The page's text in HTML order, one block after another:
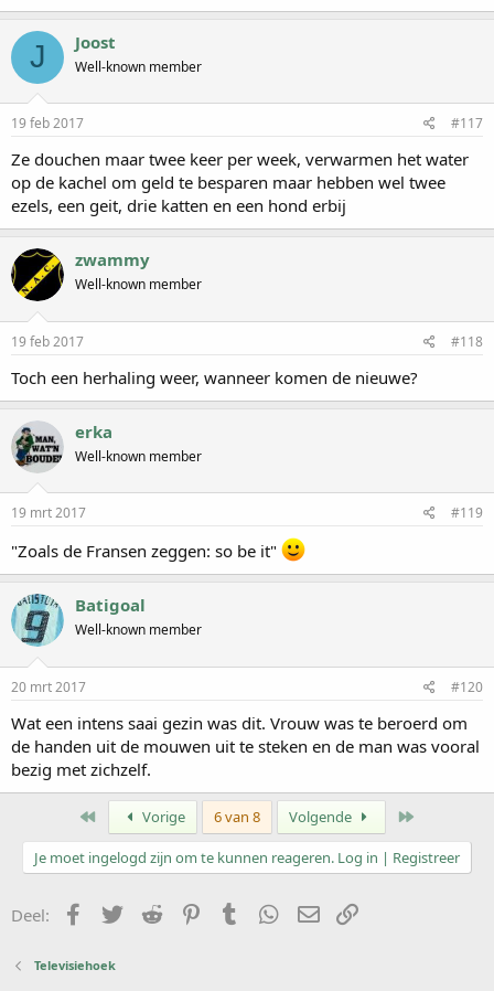
J Joost
Well-known member
19 feb 2017 #117
Ze douchen maar twee keer per week, verwarmen het water
op de kachel om geld te besparen maar hebben wel twee
ezels, een geit, drie katten en een hond erbij
zwammy
Well-known member
19 feb 2017 #118
Toch een herhaling weer, wanneer komen de nieuwe?
erka
Well-known member
19 mrt 2017 #119
"Zoals de Fransen zeggen: so be it"
Batigoal
Well-known member
20 mrt 2017 #120
Wat een intens saai gezin was dit. Vrouw was te beroerd om
de handen uit de mouwen uit te steken en de man was vooral
bezig met zichzelf.
Eerste Vorige 6 van 8 Volgende
Je moet ingelogd zijn om te kunnen reageren. Log in | Registreer
Deel: Facebook
Twitter Reddit PinterestTumblr WhatsApp
E-mail
Televisiehoek